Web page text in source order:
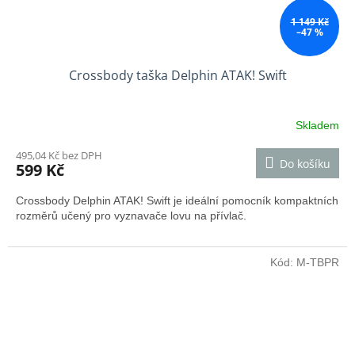
1 149 Kč
–47 %
Crossbody taška Delphin ATAK! Swift
Skladem
495,04 Kč bez DPH
599 Kč Do košíku
Crossbody Delphin ATAK! Swift je ideální pomocník kompaktních
rozměrů učený pro vyznavače lovu na přívlač.
Kód: M-TBPR